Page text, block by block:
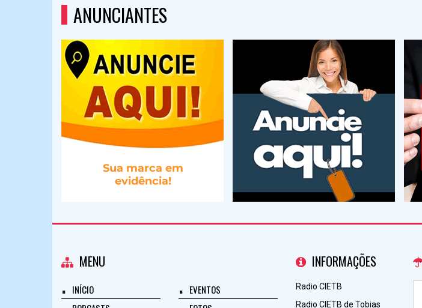
ANUNCIANTES
MENU
INÍCIO
EVENTOS
INFORMAÇÕES
Radio CIETB
Radio CIETB de Tobias